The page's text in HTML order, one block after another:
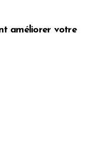
améliorer votre